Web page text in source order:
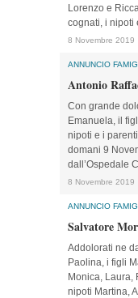
Lorenzo e
cognati, i nipoti
8 Novembre 2019
ANNUNCIO
Antonio
Con grande
Emanuela, il
nipoti e i
domani 9
dall’Ospedale
8 Novembre 2019
ANNUNCIO
Salvatore
Addolorati ne
Paolina, i figli
Monica, Laura,
nipoti Martina,